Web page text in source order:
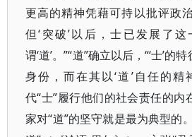
更高的精神凭藉可持以批评政
但‘突破’以后，士已发展了
谓‘道’。”“道”确立以后，“‘士’的
身份，而在其以‘道’自任的精
代“士”履行他们的社会责任的内
家对“道”的坚守就是最为典型的